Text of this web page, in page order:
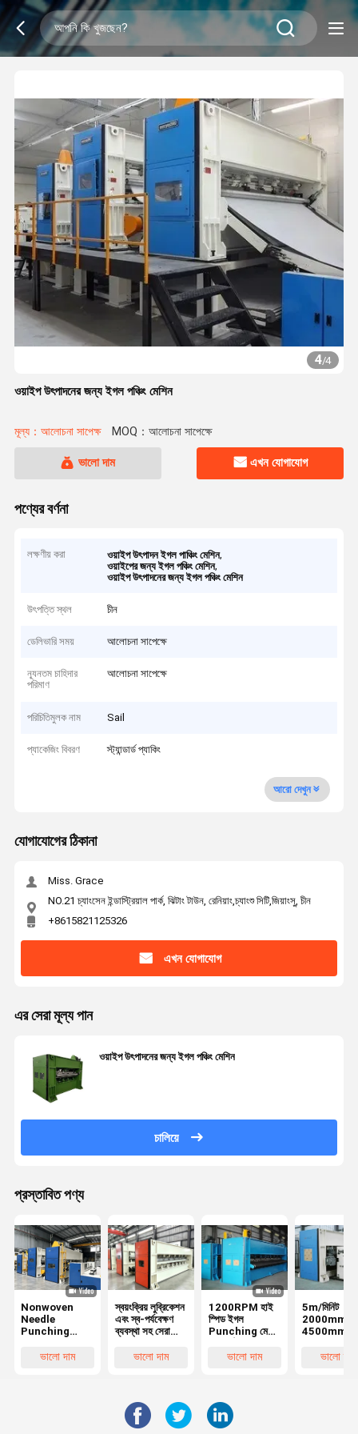
4/4
ওয়াইপ উৎপাদনের জন্য ইগল পঞ্চিং মেশিন
মূল্য：আলোচনা সাপেক্ষ MOQ：আলোচনা সাপেক্ষে
ভালো দাম এখন যোগাযোগ
পণ্যের বর্ণনা
লক্ষণীয় করা ওয়াইপ উৎপাদন ইগল পাঞ্চিং মেশিন,
ওয়াইপের জন্য ইগল পঞ্চিং মেশিন,
ওয়াইপ উৎপাদনের জন্য ইগল পঞ্চিং মেশিন
উৎপত্তি স্থল চীন
ডেলিভারি সময় আলোচনা সাপেক্ষে
ন্যূনতম চাহিদার
পরিমাণ
আলোচনা সাপেক্ষে
পরিচিতিমুলক নাম Sail
প্যাকেজিং বিবরণ স্ট্যান্ডার্ড প্যাকিং
আরো দেখুন
যোগাযোগের ঠিকানা
Miss. Grace
NO.21 চ্যাংসেন ইন্ডাস্ট্রিয়াল পার্ক, ঝিটাং টাউন, রেনিয়াং,চ্যাংশু সিটি,জিয়াংসু, চীন
+8615821125326
এখন যোগাযোগ
এর সেরা মূল্য পান
ওয়াইপ উৎপাদনের জন্য ইগল পঞ্চিং মেশিন
চালিয়ে
প্রস্তাবিত পণ্য
Nonwoven
Needle
Punching
ভালো দাম
স্বয়ংক্রিয় লুব্রিকেশন
এবং স্ব-পর্যবেক্ষণ
ব্যবস্থা সহ সেরা
সুই পাঞ্চিং মেশিন
ভালো দাম
1200RPM হাই
স্পিড ইগল
Punching মেশিন
উত্পাদন লাইন
ভালো দাম
5m/মিনিট
2000mm ~
4500mm
অটো পরিষ্কারের
ভালো দাম